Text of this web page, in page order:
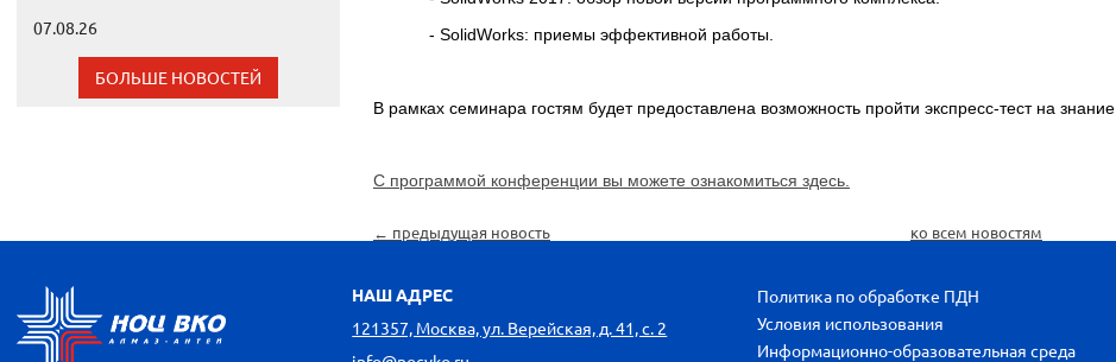
07.08.26
БОЛЬШЕ НОВОСТЕЙ
- SolidWorks: приемы эффективной работы.
В рамках семинара гостям будет предоставлена возможность пройти экспресс-тест на знание
С программой конференции вы можете ознакомиться здесь.
← предыдущая новость ко всем новостям
Политика по обработке ПДН
Условия использования
Информационно-образовательная среда
НАШ АДРЕС
121357, Москва, ул. Верейская, д. 41, с. 2